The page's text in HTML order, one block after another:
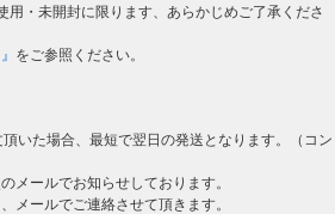
用・未開封に限ります、あらかじめご了承くださ
をご参照ください。
いた場合、最短で翌日の発送となります。（コン
メールでお知らせしております。
メールでご連絡させて頂きます。